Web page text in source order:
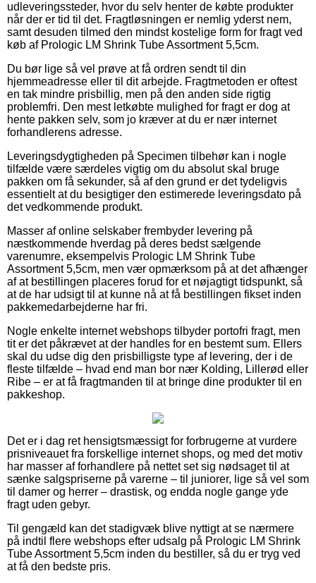
udleveringssteder, hvor du selv henter de købte produkter
når der er tid til det. Fragtløsningen er nemlig yderst nem,
samt desuden tilmed den mindst kostelige form for fragt ved
køb af Prologic LM Shrink Tube Assortment 5,5cm.
Du bør lige så vel prøve at få ordren sendt til din
hjemmeadresse eller til dit arbejde. Fragtmetoden er oftest
en tak mindre prisbillig, men på den anden side rigtig
problemfri. Den mest letkøbte mulighed for fragt er dog at
hente pakken selv, som jo kræver at du er nær internet
forhandlerens adresse.
Leveringsdygtigheden på Specimen tilbehør kan i nogle
tilfælde være særdeles vigtig om du absolut skal bruge
pakken om få sekunder, så af den grund er det tydeligvis
essentielt at du besigtiger den estimerede leveringsdato på
det vedkommende produkt.
Masser af online selskaber frembyder levering på
næstkommende hverdag på deres bedst sælgende
varenumre, eksempelvis Prologic LM Shrink Tube
Assortment 5,5cm, men vær opmærksom på at det afhænger
af at bestillingen placeres forud for et nøjagtigt tidspunkt, så
at de har udsigt til at kunne nå at få bestillingen fikset inden
pakkemedarbejderne har fri.
Nogle enkelte internet webshops tilbyder portofri fragt, men
tit er det påkrævet at der handles for en bestemt sum. Ellers
skal du udse dig den prisbilligste type af levering, der i de
fleste tilfælde – hvad end man bor nær Kolding, Lillerød eller
Ribe – er at få fragtmanden til at bringe dine produkter til en
pakkeshop.
Det er i dag ret hensigtsmæssigt for forbrugerne at vurdere
prisniveauet fra forskellige internet shops, og med det motiv
har masser af forhandlere på nettet set sig nødsaget til at
sænke salgspriserne på varerne – til juniorer, lige så vel som
til damer og herrer – drastisk, og endda nogle gange yde
fragt uden gebyr.
Til gengæld kan det stadigvæk blive nyttigt at se nærmere
på indtil flere webshops efter udsalg på Prologic LM Shrink
Tube Assortment 5,5cm inden du bestiller, så du er tryg ved
at få den bedste pris.